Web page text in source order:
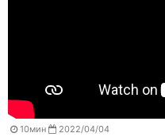
10мин 2022/04/04